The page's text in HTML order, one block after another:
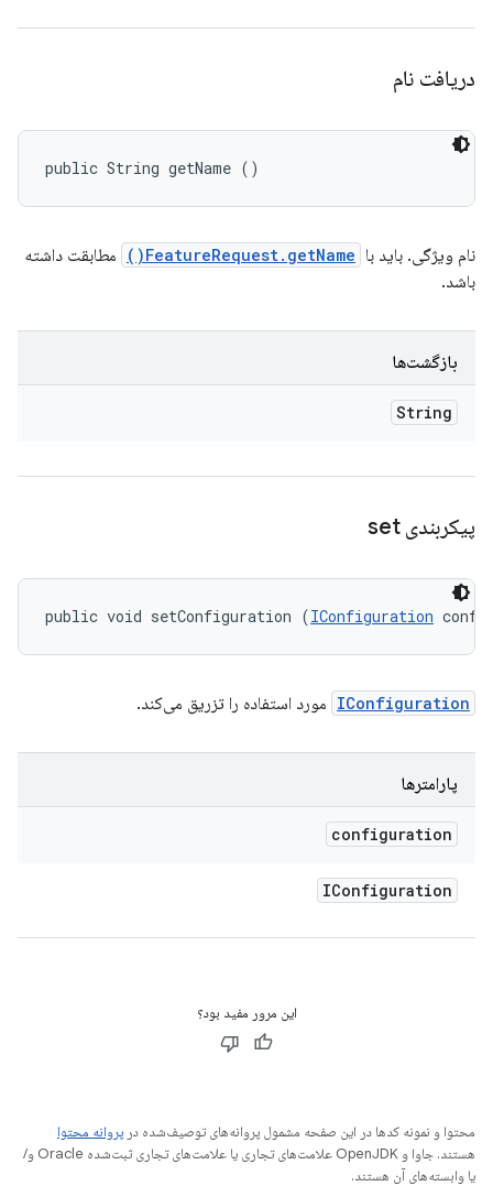
دریافت نام
public String getName ()
نام ویژگی. باید با FeatureRequest.getName()
مطابقت داشته
باشد.
بازگشت‌ها
String
پیکربندی set
public void setConfiguration (IConfiguration
IConfiguration مورد استفاده را تزریق می‌کند.
پارامترها
configuration
IConfiguration
این مرور مفید بود؟
محتوا و نمونه کدها در این صفحه مشمول پروانه‌های توصیف‌شده در پروانه محتوا
هستند. جاوا و OpenJDK علامت‌های تجاری یا علامت‌های تجاری ثبت‌شده Oracle و/
یا وابسته‌های آن هستند.